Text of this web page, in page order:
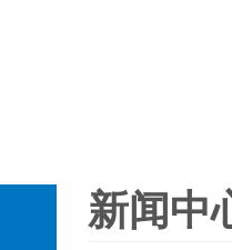
新闻中